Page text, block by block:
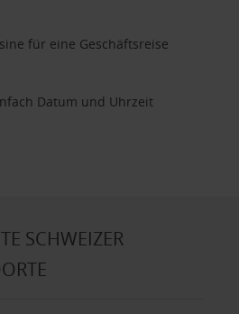
für eine Geschäftsreise
Datum und Uhrzeit
SCHWEIZER